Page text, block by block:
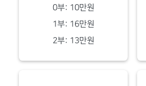
0부: 10만원
1부: 16만원
2부: 13만원